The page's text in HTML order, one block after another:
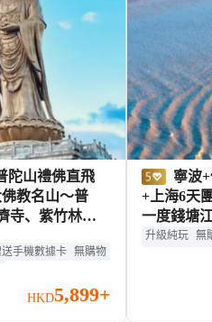
寺、紫竹林、
·彌勒大佛、
普陀、蔣氏故
送手機數據卡 無購物
HKD5,899+
+上海6天
一度錢塘
潮勝地公
升級純玩 無